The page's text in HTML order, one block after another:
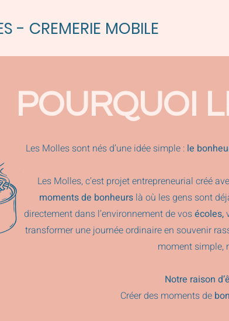
- CREMERIE MOBILE
POURQUOI
Les Molles sont nés d’une idée simple : le
Les Molles, c’est projet entrepreneurial créé
moments de bonheurs là où les gens sont
directement dans l’environnement de vosécoles,
transformer une journée ordinaire en souvenir
moment simple,
Notre raison
Créer des moments de